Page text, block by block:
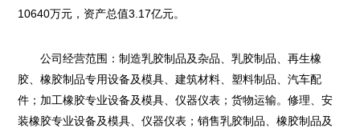
10640万元，资产总值3.17亿元。
公司经营范围：制造乳胶制品及杂品、乳胶制品、再生橡
胶、橡胶制品专用设备及模具、建筑材料、塑料制品、汽车配
件；加工橡胶专业设备及模具、仪器仪表；货物运输。修理、安
装橡胶专业设备及模具、仪器仪表；销售乳胶制品、橡胶制品及